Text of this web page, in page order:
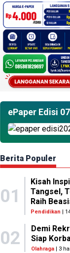
ePaper Edisi
Berita Populer
01
Kisah
Tangsel,
Raih
Pendidikan |
02
Demi
Siap
Olahraga| 3